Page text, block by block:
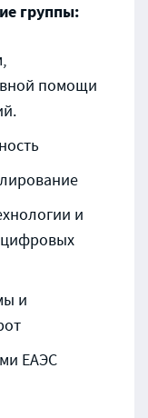
группы:
помощи
и
цифровых
и
ЕАЭС